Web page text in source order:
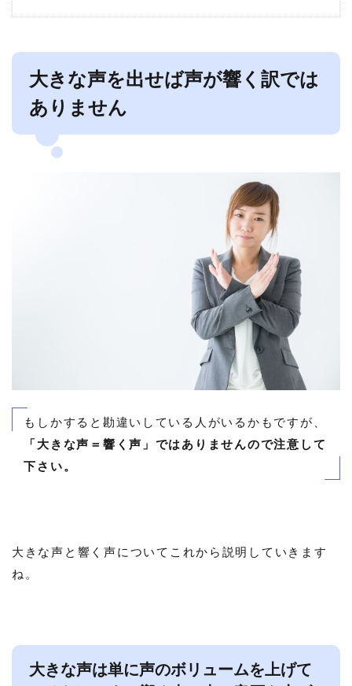
大きな声を出せば声が響く訳では
ありません
もしかすると勘違いしている人がいるかもですが、
「大きな声＝響く声」ではありませんので注意して
下さい。
大きな声と響く声についてこれから説明していきます
ね。
大きな声は単に声のボリュームを上げて